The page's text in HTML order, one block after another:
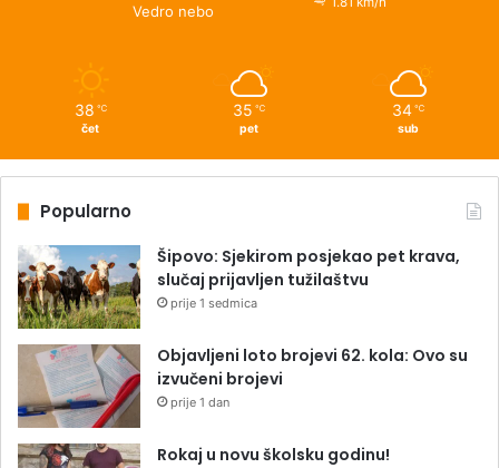
Vedro nebo
38 ℃
čet
35 ℃
pet
34 ℃
sub
Popularno
Šipovo: Sjekirom posjekao pet krava,
slučaj prijavljen tužilaštvu
prije 1 sedmica
Objavljeni loto brojevi 62. kola: Ovo su
izvučeni brojevi
prije 1 dan
Rokaj u novu školsku godinu!